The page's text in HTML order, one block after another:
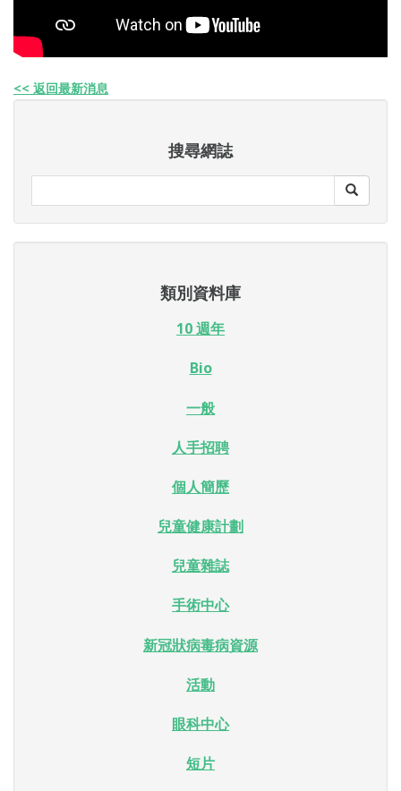
<< 返回最新消息
搜尋網誌
類別資料庫
10 週年
Bio
一般
人手招聘
個人簡歷
兒童健康計劃
兒童雜誌
手術中心
新冠狀病毒病資源
活動
眼科中心
短片